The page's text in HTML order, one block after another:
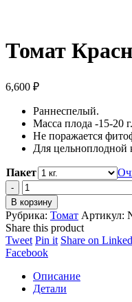
Томат
6,600 ₽
Раннеспелый.
Масса плода -15-20 г.
Не поражается
Для цельноплодной
Пакет
Томат
Красная
шапочка
quantity
В корзину
Рубрика: Томат Артикул:
Share this product
TweetShare
on
Pin itShare
Share on
FacebookShare
Facebook
Описание
Детали